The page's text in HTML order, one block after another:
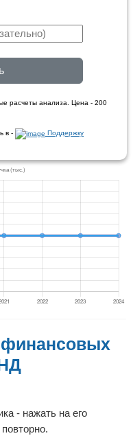
расчеты анализа. Цена - 200
в - Поддержку
- нажать на его